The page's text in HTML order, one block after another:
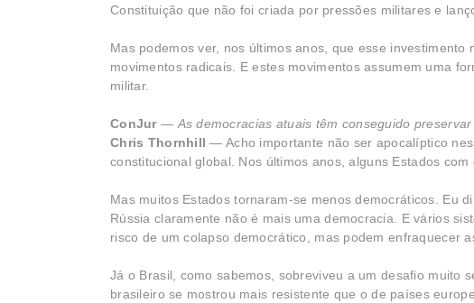
Constituição que não foi criada por pressões militares e
Mas podemos ver, nos últimos anos, que esse
movimentos radicais. E estes movimentos assumem uma
militar.
ConJur—As democracias atuais têm conseguido
Chris Thornhill — Acho importante não ser apocalíptico
constitucional global. Nos últimos anos, alguns Estados
Mas muitos Estados tornaram-se menos democráticos. Eu
Rússia claramente não é mais uma democracia. E vários
risco de um colapso democrático, mas podem enfraquecer
Já o Brasil, como sabemos, sobreviveu a um desafio muito
brasileiro se mostrou mais resistente que o de países